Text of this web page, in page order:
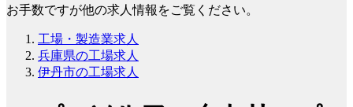
お手数ですが他の求人情報をご覧ください。
工場・製造業求人
兵庫県の工場求人
伊丹市の工場求人